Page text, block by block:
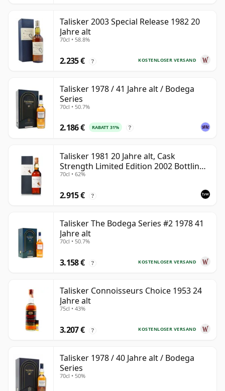
Talisker 2003 Special Release 1982 20
Jahre alt
70cl • 58.8%
KOSTENLOSER VERSAND
2.235 € ?
Talisker 1978 / 41 Jahre alt / Bodega
Series
70cl • 50.7%
2.186 € RABATT 31% ?
Talisker 1981 20 Jahre alt, Cask
Strength Limited Edition 2002 Bottling
with Box
70cl • 62%
2.915 € ?
Talisker The Bodega Series #2 1978 41
Jahre alt
70cl • 50.7%
KOSTENLOSER VERSAND
3.158 € ?
Talisker Connoisseurs Choice 1953 24
Jahre alt
75cl • 43%
KOSTENLOSER VERSAND
3.207 € ?
Talisker 1978 / 40 Jahre alt / Bodega
Series
70cl • 50%